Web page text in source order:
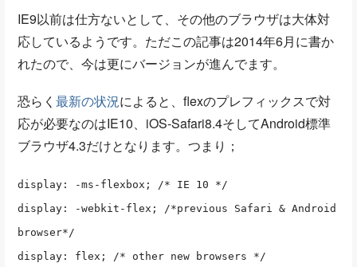
IE9以前は仕方ないとして、その他のブラウザは大体対
応しているようです。ただこの記事は2014年6月に書か
れたので、今は更にバージョンが進んでます。
恐らく 最新の状況によると、flexのプレフィックスで対
応が必要なのはIE10、iOS-Safari8.4そしてAndroid標準
ブラウザ4.3だけとなります。つまり；
display: -ms-flexbox; /* IE 10 */
display: -webkit-flex; /*previous Safari & Android
browser*/
display: flex; /* other new browsers */